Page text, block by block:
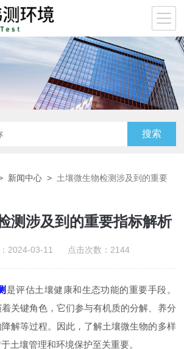
新闻中心 > 土壤微生物检测涉及到的重要
测涉及到的重要指标解析
：2024-03-11 点击次数：2144
是评估土壤健康和生态功能的重要手段。
关键角色，它们参与有机质的分解、养分
解等过程。因此，了解土壤微生物的多样
土壤管理和环境保护至关重要。